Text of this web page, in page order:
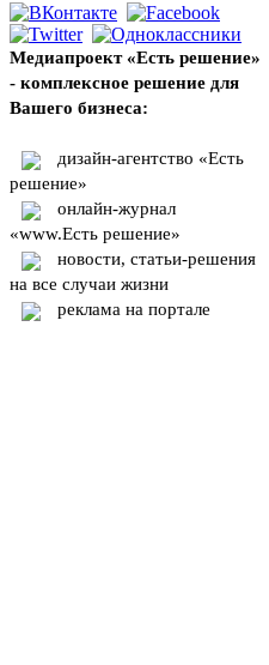
Медиапроект «Есть решение»
- комплексное решение для
Вашего бизнеса:
дизайн-агентство «Есть
решение»
онлайн-журнал
«www.Есть решение»
новости, статьи-решения
на все случаи жизни
реклама на портале